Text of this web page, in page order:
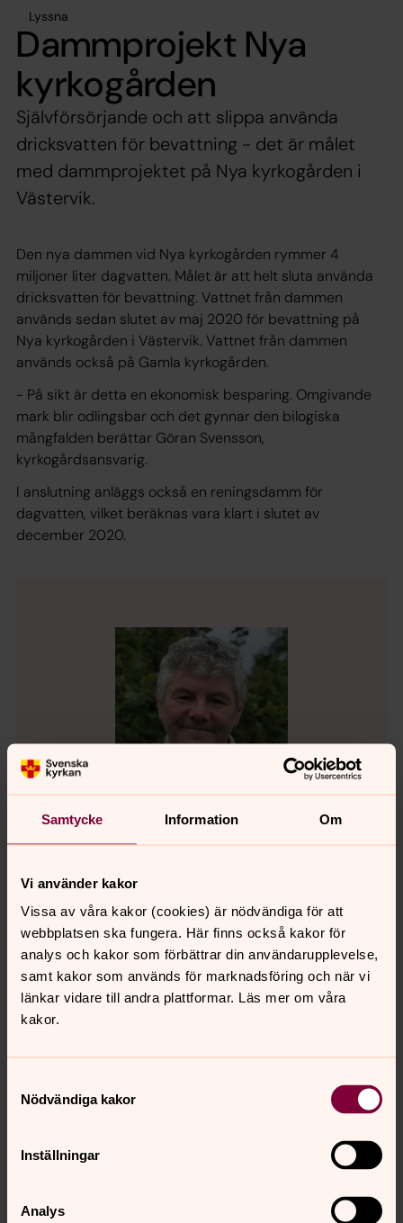
Samtycke Information Om
Vi använder kakor
Vissa av våra kakor (cookies) är nödvändiga för att
webbplatsen ska fungera. Här finns också kakor för
analys och kakor som förbättrar din användarupplevelse,
samt kakor som används för marknadsföring och när vi
länkar vidare till andra plattformar. Läs mer om våra
kakor.
Nödvändiga kakor
Inställningar
Analys
Lyssna
Dammprojekt Nya
kyrkogården
Självförsörjande och att slippa använda
dricksvatten för bevattning - det är målet
med dammprojektet på Nya kyrkogården i
Västervik.
Den nya dammen vid Nya kyrkogården rymmer 4
miljoner liter dagvatten. Målet är att helt sluta använda
dricksvatten för bevattning. Vattnet från dammen
används sedan slutet av maj 2020 för bevattning på
Nya kyrkogården i Västervik. Vattnet från dammen
används också på Gamla kyrkogården.
- På sikt är detta en ekonomisk besparing. Omgivande
mark blir odlingsbar och det gynnar den bilogiska
mångfalden berättar Göran Svensson,
kyrkogårdsansvarig.
I anslutning anläggs också en reningsdamm för
dagvatten, vilket beräknas vara klart i slutet av
december 2020.
Göran Svensson
Kyrkogårdschef, Södra Tjusts pastorat
Direkt:0490-842 44
E-post:goran.svensson@svenskakyrkan.se
Senast ändrad 11 februari 2021
sodra.tjusts.pastorat@svenskakyrkan.se